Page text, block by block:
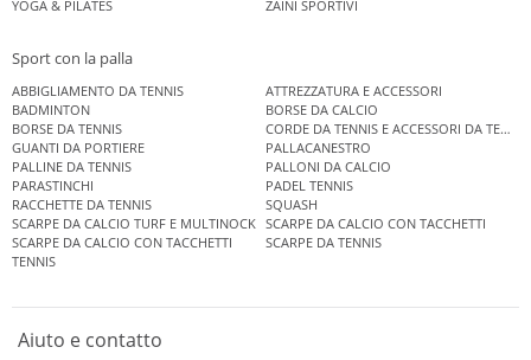
YOGA & PILATES
ZAINI SPORTIVI
Sport con la palla
ABBIGLIAMENTO DA TENNIS
ATTREZZATURA E ACCESSORI
BADMINTON
BORSE DA CALCIO
BORSE DA TENNIS
CORDE DA TENNIS E ACCESSORI DA TENNIS
GUANTI DA PORTIERE
PALLACANESTRO
PALLINE DA TENNIS
PALLONI DA CALCIO
PARASTINCHI
PADEL TENNIS
RACCHETTE DA TENNIS
SQUASH
SCARPE DA CALCIO TURF E MULTINOCK SCARPE DA CALCIO CON TACCHETTI
SCARPE DA CALCIO CON TACCHETTI
SCARPE DA TENNIS
TENNIS
Aiuto e contatto